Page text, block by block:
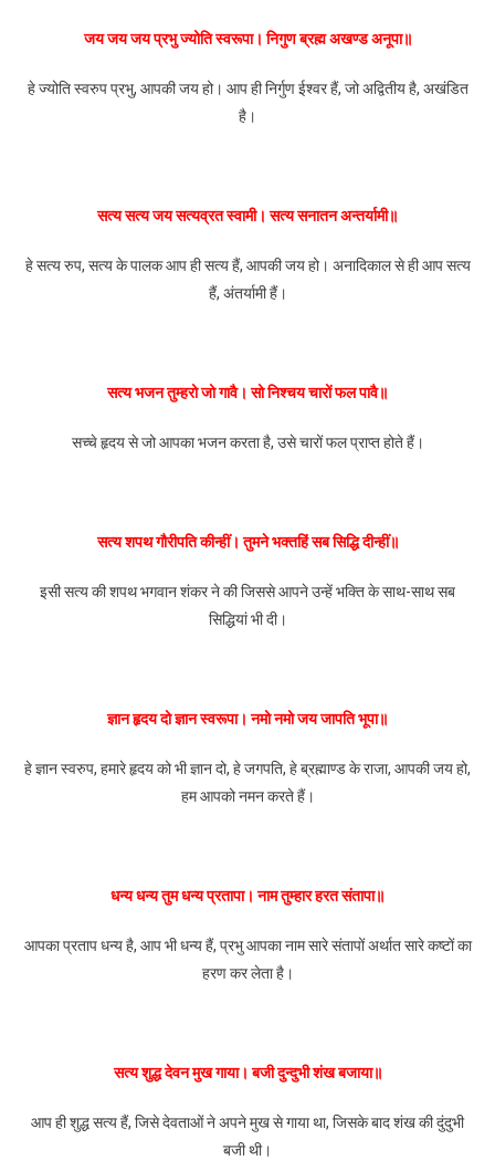
जय जय जय प्रभु ज्योति स्वरूपा। निगुण ब्रह्म अखण्ड अनूपा॥
हे ज्योति स्वरुप प्रभु, आपकी जय हो। आप ही निर्गुण ईश्वर हैं, जो अद्वितीय है, अखंडित
है।
सत्य सत्य जय सत्यव्रत स्वामी। सत्य सनातन अन्तर्यामी॥
हे सत्य रुप, सत्य के पालक आप ही सत्य हैं, आपकी जय हो। अनादिकाल से ही आप सत्य
हैं, अंतर्यामी हैं।
सत्य भजन तुम्हरो जो गावै। सो निश्चय चारों फल पावै॥
सच्चे हृदय से जो आपका भजन करता है, उसे चारों फल प्राप्त होते हैं।
सत्य शपथ गौरीपति कीन्हीं। तुमने भक्तहिं सब सिद्धि दीन्हीं॥
इसी सत्य की शपथ भगवान शंकर ने की जिससे आपने उन्हें भक्ति के साथ-साथ सब
सिद्धियां भी दी।
ज्ञान हृदय दो ज्ञान स्वरूपा। नमो नमो जय जापति भूपा॥
हे ज्ञान स्वरुप, हमारे हृदय को भी ज्ञान दो, हे जगपति, हे ब्रह्माण्ड के राजा, आपकी जय हो,
हम आपको नमन करते हैं।
धन्य धन्य तुम धन्य प्रतापा। नाम तुम्हार हरत संतापा॥
आपका प्रताप धन्य है, आप भी धन्य हैं, प्रभु आपका नाम सारे संतापों अर्थात सारे कष्टों का
हरण कर लेता है।
सत्य शुद्ध देवन मुख गाया। बजी दुन्दुभी शंख बजाया॥
आप ही शुद्ध सत्य हैं, जिसे देवताओं ने अपने मुख से गाया था, जिसके बाद शंख की दुंदुभी
बजी थी।